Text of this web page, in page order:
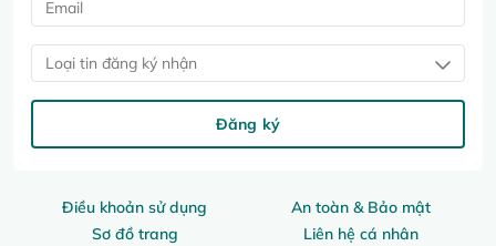
Điều khoản sử dụng
An toàn & Bảo mật
Sơ đồ trang
Liên hệ cá nhân
Loại tin đăng ký nhận
Đăng ký